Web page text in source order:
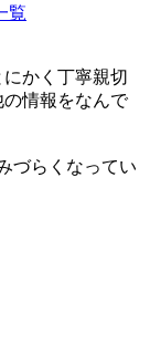
覧
にかく丁寧親切
情報をなんで
づらくなってい